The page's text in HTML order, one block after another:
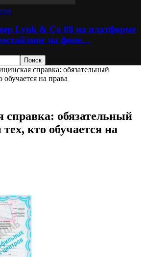
Lynk & Co 08 на платформе
на фоне…
справка: обязательный
обучается на права
обязательный
кто обучается на